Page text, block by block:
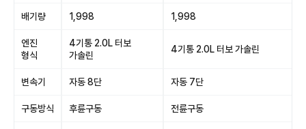
배기량 1,998 1,998
엔진
형식
4기통 2.0L 터보
가솔린
4기통 2.0L 터보 가솔린
변속기 자동 8단 자동 7단
구동방식 후륜구동 전륜구동